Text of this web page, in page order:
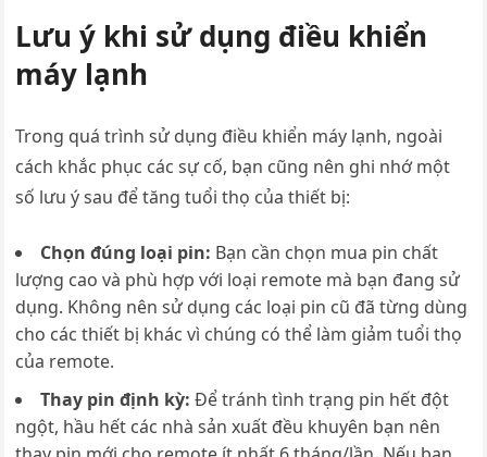
Lưu ý khi sử dụng điều khiển
máy lạnh
Trong quá trình sử dụng điều khiển máy lạnh, ngoài
cách khắc phục các sự cố, bạn cũng nên ghi nhớ một
số lưu ý sau để tăng tuổi thọ của thiết bị:
Chọn đúng loại pin: Bạn cần chọn mua pin chất
lượng cao và phù hợp với loại remote mà bạn đang sử
dụng. Không nên sử dụng các loại pin cũ đã từng dùng
cho các thiết bị khác vì chúng có thể làm giảm tuổi thọ
của remote.
Thay pin định kỳ: Để tránh tình trạng pin hết đột
ngột, hầu hết các nhà sản xuất đều khuyên bạn nên